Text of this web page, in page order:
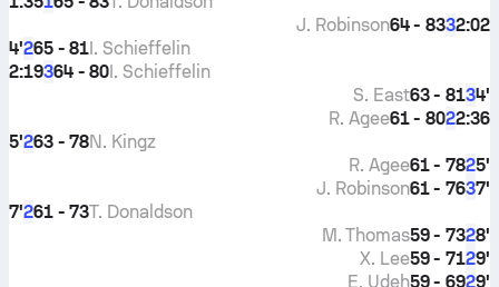
2:02
3
64 - 83
J. Robinson
4'265 - 81I. Schieffelin
2:19364 - 80I. Schieffelin
4'
3
63 - 81
S. East
2:36
2
61 - 80
R. Agee
5'263 - 78N. Kingz
5'
2
61 - 78
R. Agee
7'
3
61 - 76
J. Robinson
7'261 - 73T. Donaldson
8'
2
59 - 73
M. Thomas
9'
2
59 - 71
X. Lee
9'
2
59 - 69
E. Udeh